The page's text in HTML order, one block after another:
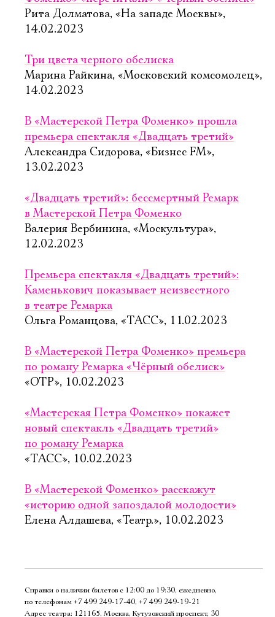
Рита Долматова, «На западе Москвы»,
14.02.2023
Три цвета черного обелиска
Марина Райкина, «Московский комсомолец»,
14.02.2023
В «Мастерской Петра Фоменко» прошла
премьера спектакля «Двадцать третий»
Александра Сидорова, «Бизнес FM»,
13.02.2023
«Двадцать третий»: бессмертный Ремарк
в Мастерской Петра Фоменко
Валерия Вербинина, «Москультура»,
12.02.2023
Премьера спектакля «Двадцать третий»:
Каменькович показывает неизвестного
в театре Ремарка
Ольга Романцова, «ТАСС», 11.02.2023
В «Мастерской Петра Фоменко» премьера
по роману Ремарка «Чёрный обелиск»
«ОТР», 10.02.2023
«Мастерская Петра Фоменко» покажет
новый спектакль «Двадцать третий»
по роману Ремарка
«ТАСС», 10.02.2023
В «Мастерской Фоменко» расскажут
«историю одной запоздалой молодости»
Елена Алдашева, «Театр.», 10.02.2023
Справки о наличии билетов с 12:00 до 19:30, ежедневно,
по телефонам +7 499 249‑17‑40, +7 499 249‑19‑21
Адрес театра: 121165, Москва, Кутузовский проспект, 30